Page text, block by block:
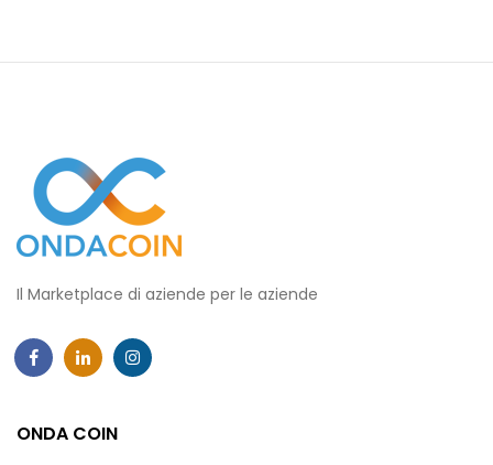
Il Marketplace di aziende per le aziende
ONDA COIN